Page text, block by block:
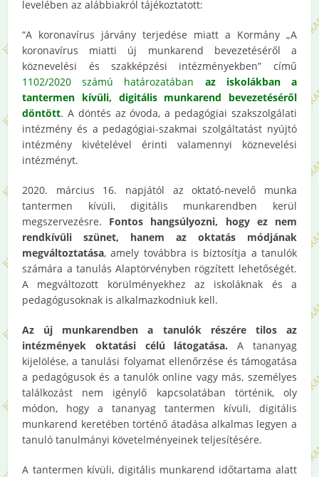
levelében az alábbiakról tájékoztatott:
“A koronavírus járvány terjedése miatt a Kormány „A
koronavírus miatti új munkarend bevezetéséről a
köznevelési és szakképzési intézményekben” című
1102/2020 számú határozatában az iskolákban a
tantermen kívüli, digitális munkarend bevezetéséről
döntött. A döntés az óvoda, a pedagógiai szakszolgálati
intézmény és a pedagógiai-szakmai szolgáltatást nyújtó
intézmény kivételével érinti valamennyi köznevelési
intézményt.
2020. március 16. napjától az oktató-nevelő munka
tantermen kívüli, digitális munkarendben kerül
megszervezésre. Fontos hangsúlyozni, hogy ez nem
rendkívüli szünet, hanem az oktatás módjának
megváltoztatása, amely továbbra is biztosítja a tanulók
számára a tanulás Alaptörvényben rögzített lehetőségét.
A megváltozott körülményekhez az iskoláknak és a
pedagógusoknak is alkalmazkodniuk kell.
Az új munkarendben a tanulók részére tilos az
intézmények oktatási célú látogatása. A tananyag
kijelölése, a tanulási folyamat ellenőrzése és támogatása
a pedagógusok és a tanulók online vagy más, személyes
találkozást nem igénylő kapcsolatában történik, oly
módon, hogy a tananyag tantermen kívüli, digitális
munkarend keretében történő átadása alkalmas legyen a
tanuló tanulmányi követelményeinek teljesítésére.
A tantermen kívüli, digitális munkarend időtartama alatt